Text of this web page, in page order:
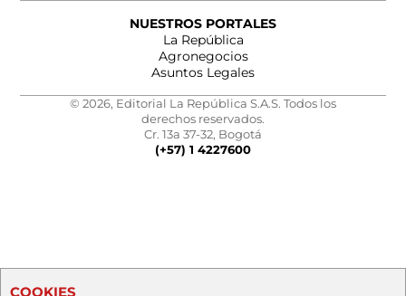
NUESTROS PORTALES
La República
Agronegocios
Asuntos Legales
© 2026, Editorial La República S.A.S. Todos los
derechos reservados.
Cr. 13a 37-32, Bogotá
(+57) 1 4227600
COOKIES